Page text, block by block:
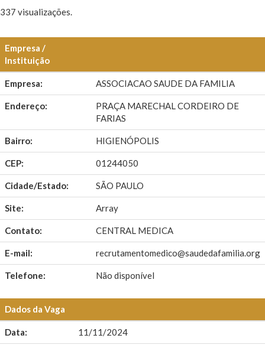
337 visualizações.
Empresa /
Instituição
Empresa: ASSOCIACAO SAUDE DA FAMILIA
Endereço:
PRAÇA MARECHAL CORDEIRO DE
FARIAS
Bairro: HIGIENÓPOLIS
CEP: 01244050
Cidade/Estado: SÃO PAULO
Site: Array
Contato: CENTRAL MEDICA
E-mail: recrutamentomedico@saudedafamilia.org
Telefone: Não disponível
Dados da Vaga
Data: 11/11/2024